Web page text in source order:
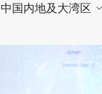
中国内地及大湾区